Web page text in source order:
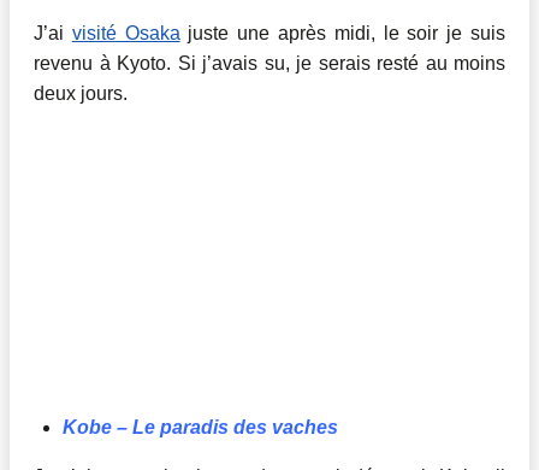
J’ai visité Osaka juste une après midi, le soir je suis
revenu à Kyoto. Si j’avais su, je serais resté au moins
deux jours.
Kobe – Le paradis des vaches